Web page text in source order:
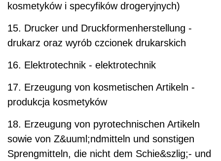
kosmetyków i specyfików drogeryjnych)
15. Drucker und Druckformenherstellung -
drukarz oraz wyrób czcionek drukarskich
16. Elektrotechnik - elektrotechnik
17. Erzeugung von kosmetischen Artikeln -
produkcja kosmetyków
18. Erzeugung von pyrotechnischen Artikeln
sowie von Z&uuml;ndmitteln und sonstigen
Sprengmitteln, die nicht dem Schie&szlig;- und